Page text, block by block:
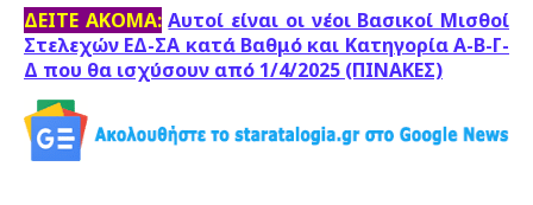
ΔΕΙΤΕ ΑΚΟΜΑ: Αυτοί είναι οι νέοι Βασικοί Μισθοί
Στελεχών ΕΔ-ΣΑ κατά Βαθμό και Κατηγορία Α-Β-Γ-
Δ που θα ισχύσουν από 1/4/2025 (ΠINAKEΣ)